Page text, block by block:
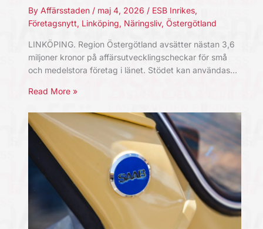
By Affärsstaden / maj 4, 2026 / ESB Inrikes,
Företagsnytt, Linköping, Näringsliv, Östergötland
LINKÖPING. Region Östergötland avsätter nästan 3,6
miljoner kronor på affärsutvecklingscheckar för små
och medelstora företag i länet. Stödet kan användas…
Read More »